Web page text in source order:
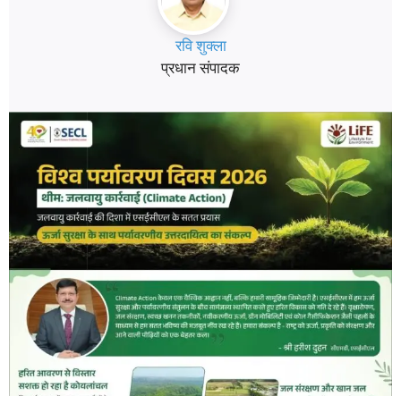
रवि शुक्ला
प्रधान संपादक